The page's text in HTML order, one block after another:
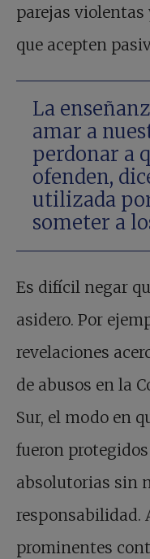
parejas
que acepten
La
amar a
perdonar a
ofenden,
utilizada
someter a
Es difícil negar
asidero. Por
revelaciones
de abusos en la
Sur, el modo en
fueron
absolutorias sin
responsabilidad.
prominentes